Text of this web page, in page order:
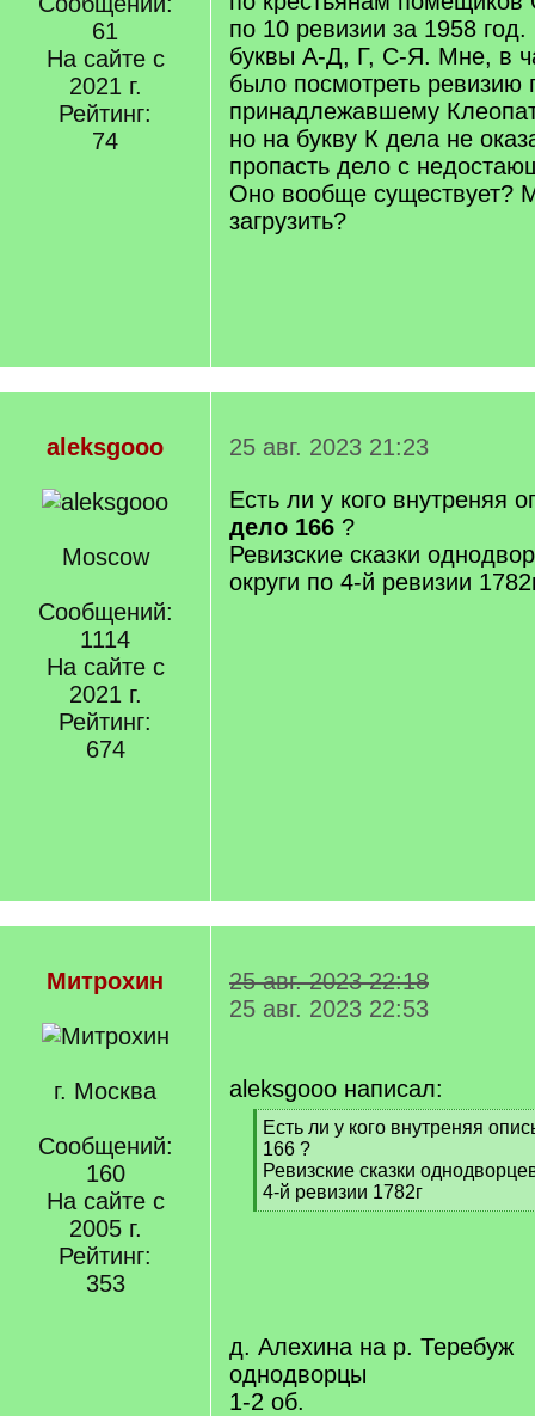
61
На сайте с
2021 г.
Рейтинг:
74
по 10 ревизии за 1958
буквы А-Д, Г, С-Я. Мне, в
было посмотреть ревизию
принадлежавшему
но на букву К дела не
пропасть дело с
Оно вообще существует?
загрузить?
aleksgooo
Moscow
Сообщений:
1114
На сайте с
2021 г.
Рейтинг:
674
25 авг. 2023 21:23
Есть ли у кого внутреняя
дело 166 ?
Ревизские сказки
округи по 4-й ревизии
Митрохин
г. Москва
Сообщений:
160
На сайте с
2005 г.
Рейтинг:
353
25 авг. 2023 22:18
25 авг. 2023 22:53
aleksgooo написал:
[
q
]
Есть ли у кого внутреняя
166 ?
Ревизские сказки
4-й ревизии 1782г
[
д. Алехина на р. Теребуж
однодворцы
1-2 об.